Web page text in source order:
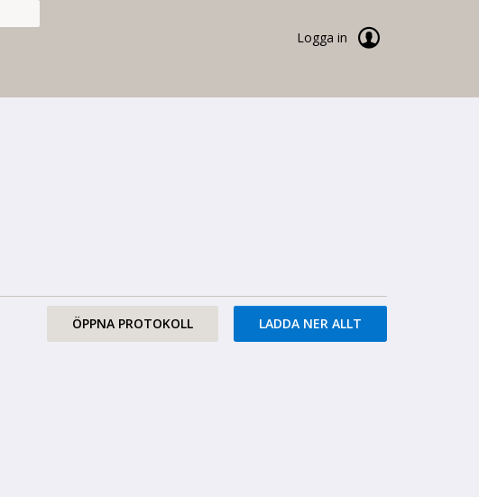
Logga in
ÖPPNA PROTOKOLL LADDA NER ALLT